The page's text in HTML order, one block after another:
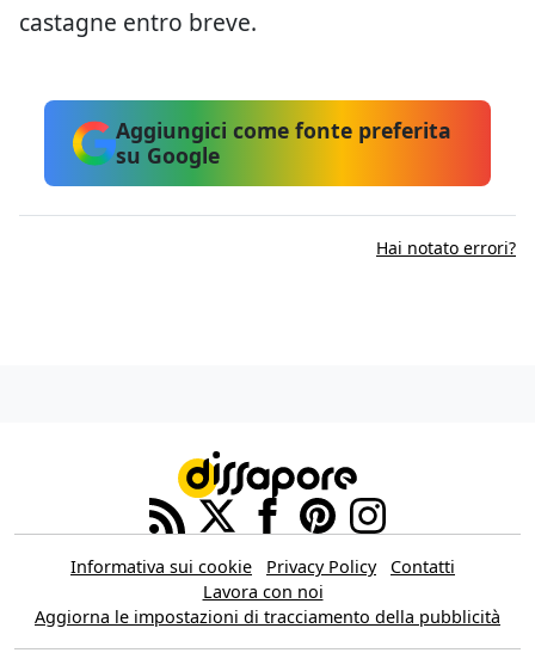
castagne entro breve.
Aggiungici come fonte preferita
su Google
Hai notato errori?
Informativa sui cookie Privacy Policy
Contatti
Lavora con noi
Aggiorna le impostazioni di tracciamento della pubblicità